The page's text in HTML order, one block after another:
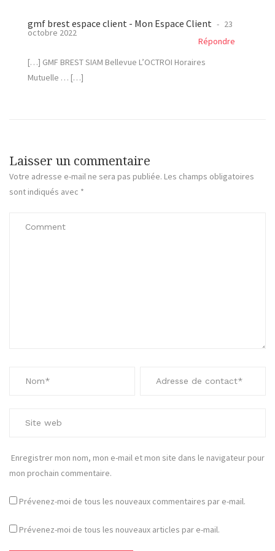
gmf brest espace client - Mon Espace Client 23
octobre 2022
Répondre
[…] GMF BREST SIAM Bellevue L’OCTROI Horaires
Mutuelle … […]
Laisser un commentaire
Votre adresse e-mail ne sera pas publiée. Les champs obligatoires
sont indiqués avec *
Enregistrer mon nom, mon e-mail et mon site dans le navigateur pour
mon prochain commentaire.
Prévenez-moi de tous les nouveaux commentaires par e-mail.
Prévenez-moi de tous les nouveaux articles par e-mail.